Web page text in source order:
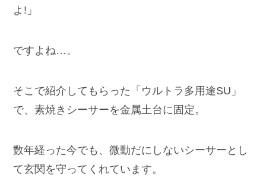
よ!」
ですよね…。
そこで紹介してもらった「ウルトラ多用途SU」
で、素焼きシーサーを金属土台に固定。
数年経った今でも、微動だにしないシーサーとし
て玄関を守ってくれています。